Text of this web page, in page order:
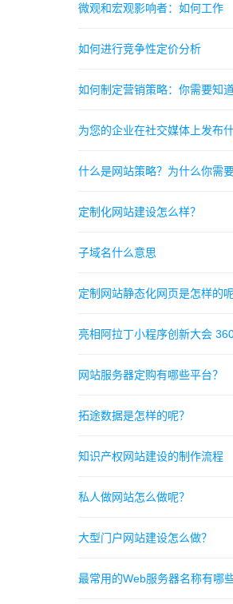
微观和宏观影响者：如何工作
如何进行竞争性定价分析
如何制定营销策略：你需要知
为您的企业在社交媒体上发布
定制化网站建设怎么样？
子域名什么意思
定制网站静态化网页是怎样的呢
网站服务器定购有哪些平台？
拓途数据是怎样的呢？
知识产权网站建设的制作流程
私人做网站怎么做呢？
大型门户网站建设怎么做？
最常用的Web服务器名称有哪些